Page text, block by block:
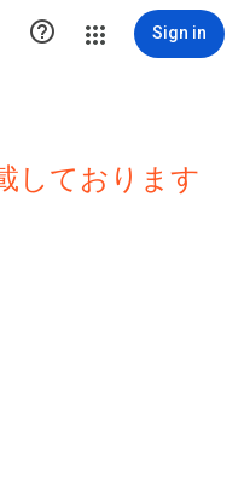
 Sign in
しております